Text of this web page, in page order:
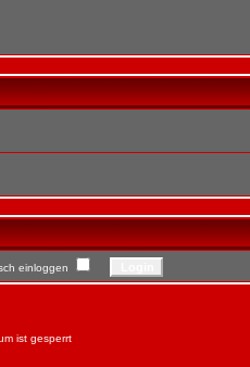
einloggen
ist gesperrt